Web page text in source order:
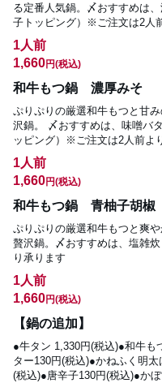
る定番人気鍋。〆おすすめは
子トッピング）※ご注文は2人
1人前
1,660円(税込)
和牛もつ鍋 濃厚みそ
ぷりぷりの厳選和牛もつと甘
沢鍋。 〆おすすめは、味噌バ
ッピング）※ご注文は2人前よ
1人前
1,660円(税込)
和牛もつ鍋 青柚子胡椒
ぷりぷりの厳選和牛もつと爽
贅沢鍋。〆おすすめは、塩雑
り承ります
1人前
1,660円(税込)
【鍋の追加】
●牛タン 1,330円(税込)●和牛も
ター130円(税込)●かねふく明
(税込)●唐辛子130円(税込)●か